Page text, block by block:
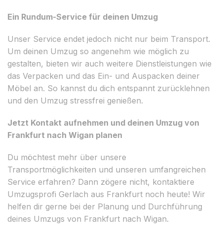
Ein Rundum-Service für deinen Umzug
Unser Service endet jedoch nicht nur beim Transport.
Um deinen Umzug so angenehm wie möglich zu
gestalten, bieten wir auch weitere Dienstleistungen wie
das Verpacken und das Ein- und Auspacken deiner
Möbel an. So kannst du dich entspannt zurücklehnen
und den Umzug stressfrei genießen.
Jetzt Kontakt aufnehmen und deinen Umzug von
Frankfurt nach Wigan planen
Du möchtest mehr über unsere
Transportmöglichkeiten und unseren umfangreichen
Service erfahren? Dann zögere nicht, kontaktiere
Umzugsprofi Gerlach aus Frankfurt noch heute! Wir
helfen dir gerne bei der Planung und Durchführung
deines Umzugs von Frankfurt nach Wigan.